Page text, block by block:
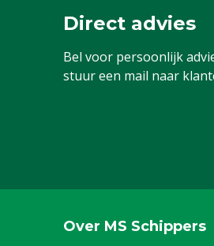
Direct advies
Bel voor persoonlijk
stuur een mail naar
Over MS Schippers